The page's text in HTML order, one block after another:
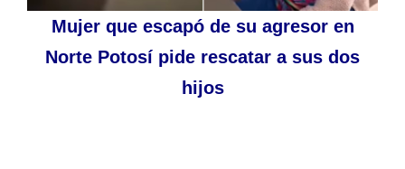
Mujer que escapó de su agresor en
Norte Potosí pide rescatar a sus dos
hijos